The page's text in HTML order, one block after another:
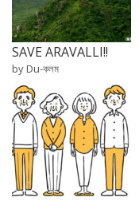
SAVE ARAVALLI!!
by Du-কলম